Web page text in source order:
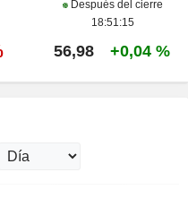
Después del cierre
18:51:15
56,98 +0,04 %